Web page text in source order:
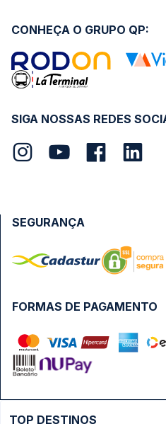
SIGA NOSSAS REDES
CONHEÇA O GRUPO QP:
FORMAS DE PAGAMENTO
SEGURANÇA
TOP DESTINOS